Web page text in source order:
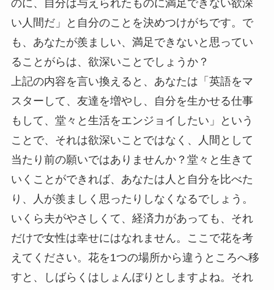
のに、自分は与えられたものに満足できない欲深
い人間だ」と自分のことを決めつけがちです。で
も、あなたが羨ましい、満足できないと思ってい
ることがらは、欲深いことでしょうか？
上記の内容を言い換えると、あなたは「英語をマ
スターして、友達を増やし、自分を生かせる仕事
もして、堂々と生活をエンジョイしたい」という
ことで、それは欲深いことではなく、人間として
当たり前の願いではありませんか？堂々と生きて
いくことができれば、あなたは人と自分を比べた
り、人が羨ましく思ったりしなくなるでしょう。
いくら夫がやさしくて、経済力があっても、それ
だけで女性は幸せにはなれません。ここで花を考
えてください。花を1つの場所から違うところへ移
すと、しばらくはしょんぼりとしますよね。それ